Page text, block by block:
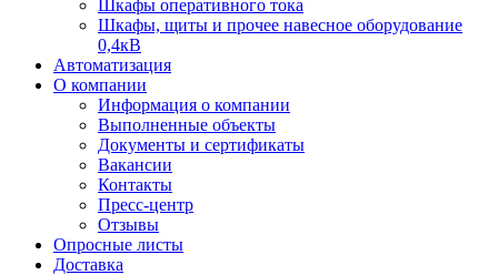
Шкафы оперативного тока
Шкафы, щиты и прочее навесное оборудование
0,4кВ
Автоматизация
О компании
Информация о компании
Выполненные объекты
Документы и сертификаты
Вакансии
Контакты
Пресс-центр
Отзывы
Опросные листы
Доставка